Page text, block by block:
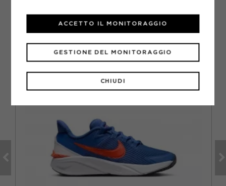
CONSIGLIATI DA NOI
CHIUDI
GESTIONE DEL MONITORAGGIO
ACCETTO IL MONITORAGGIO